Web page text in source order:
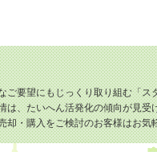
要望にもじっくり取り組む「
、たいへん活発化の傾向が見
・購入をご検討のお客様はお気